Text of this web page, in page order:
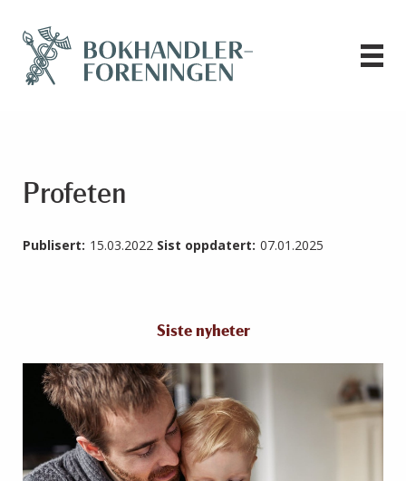
Profeten
Publisert: 15.03.2022 Sist oppdatert: 07.01.2025
Siste nyheter